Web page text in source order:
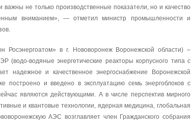
не только производственные показатели, но и качество
вниманием», — отметил министр промышленности и
в г. Нововоронеж Воронежской области) –
водяные энергетические реакторы корпусного типа с
надежное и качественное энергоснабжение Воронежской
построено и введено в эксплуатацию семь энергоблоков с
являются действующими. А в числе перспектив мирного
и квантовые технологии, ядерная медицина, глобальная
АЭС возглавляет член Гражданского собрания